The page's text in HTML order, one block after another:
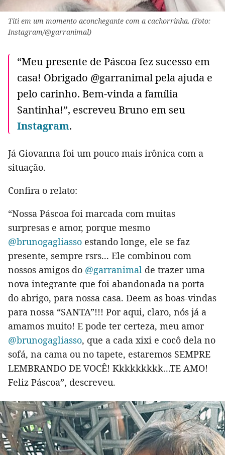
Titi em um momento aconchegante com a cachorrinha. (Foto:
Instagram/@garranimal)
“Meu presente de Páscoa fez sucesso em
casa! Obrigado @garranimal pela ajuda e
pelo carinho. Bem-vinda a família
Santinha!”, escreveu Bruno em seu
Instagram.
Já Giovanna foi um pouco mais irônica com a
situação.
Confira o relato:
“Nossa Páscoa foi marcada com muitas
surpresas e amor, porque mesmo
@brunogagliasso estando longe, ele se faz
presente, sempre rsrs... Ele combinou com
nossos amigos do @garranimal de trazer uma
nova integrante que foi abandonada na porta
do abrigo, para nossa casa. Deem as boas-vindas
para nossa “SANTA”!!! Por aqui, claro, nós já a
amamos muito! E pode ter certeza, meu amor
@brunogagliasso, que a cada xixi e cocô dela no
sofá, na cama ou no tapete, estaremos SEMPRE
LEMBRANDO DE VOCÊ! Kkkkkkkkk...TE AMO!
Feliz Páscoa”, descreveu.